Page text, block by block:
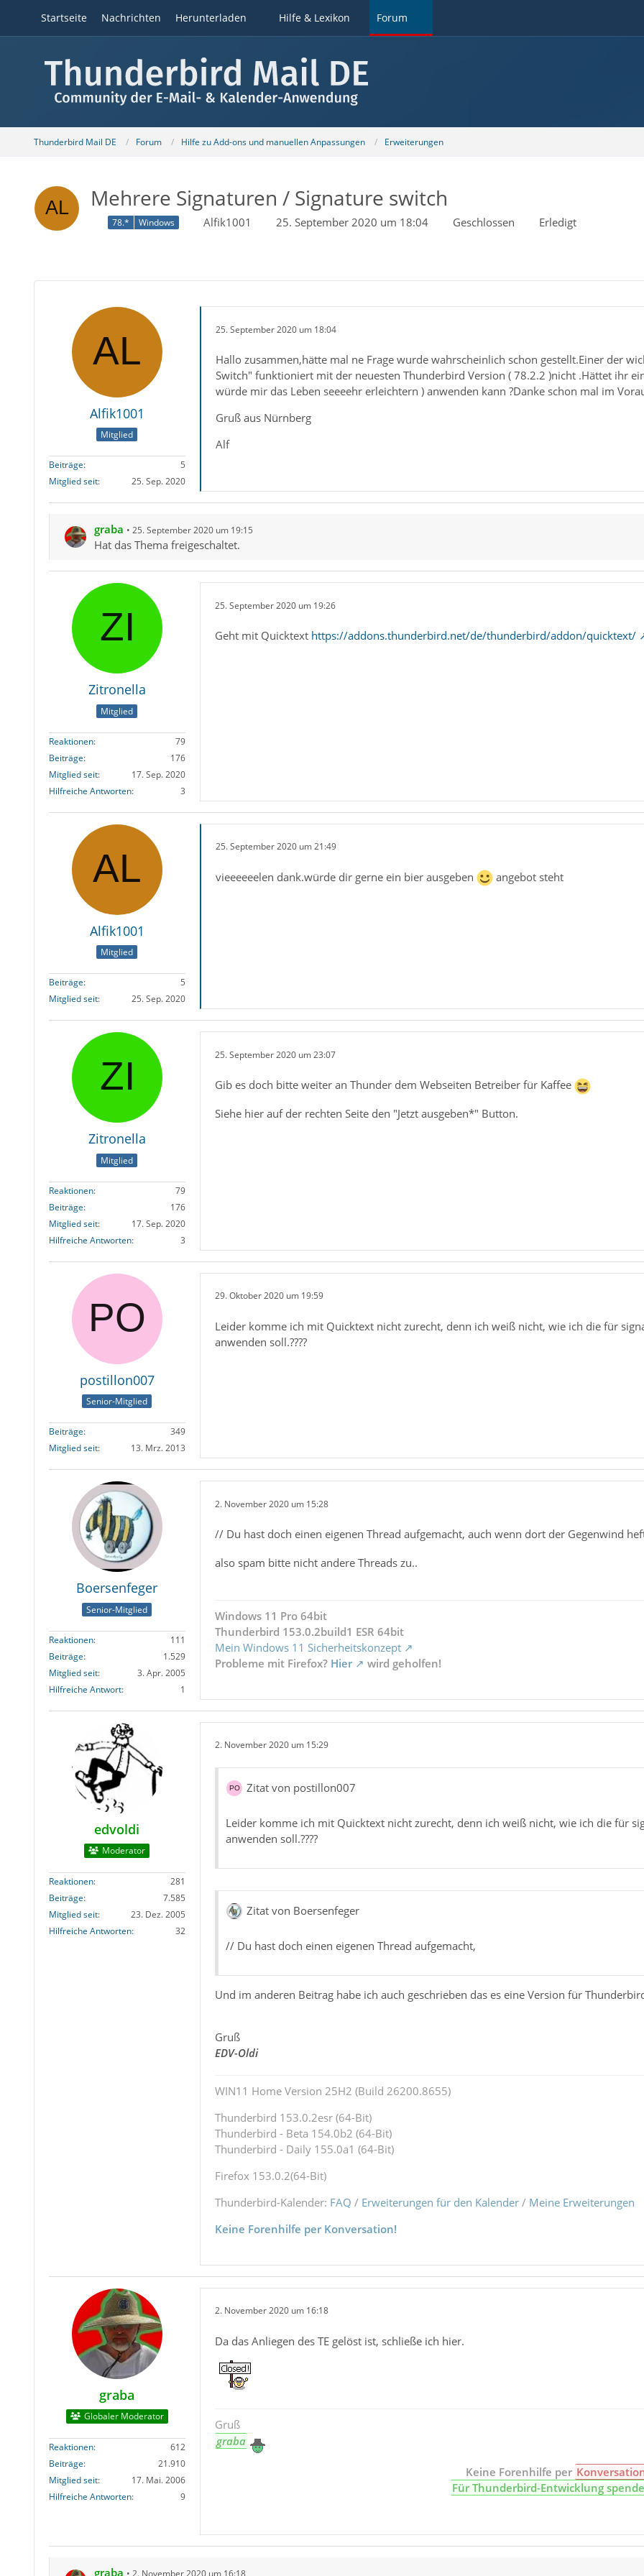
Startseite Nachrichten Herunterladen Hilfe & Lexikon Forum
Thunderbird Mail DE Forum Hilfe zu Add-ons und manuellen Anpassungen Erweiterungen
Mehrere Signaturen / Signature switch
78.* Windows Alfik1001 25. September 2020 um 18:04 Geschlossen Erledigt
Alfik1001
Mitglied
Beiträge
5
Mitglied seit
25. Sep. 2020
25. September 2020 um 18:04
Hallo zusammen,hätte mal ne Frage wurde wahrscheinlich schon gestellt.Einer der
Switch" funktioniert mit der neuesten Thunderbird Version ( 78.2.2 )nicht .Hättet ihr
würde mir das Leben seeeehr erleichtern ) anwenden kann ?Danke schon mal im
Gruß aus Nürnberg
Alf
graba 25. September 2020 um 19:15
Hat das Thema freigeschaltet.
Zitronella
Mitglied
Reaktionen
79
Beiträge
176
Mitglied seit
17. Sep. 2020
Hilfreiche Antworten
3
25. September 2020 um 19:26
Geht mit Quicktext https://addons.thunderbird.net/de/thunderbird/addon/quicktext/
Alfik1001
Mitglied
Beiträge
5
Mitglied seit
25. Sep. 2020
25. September 2020 um 21:49
vieeeeeelen dank.würde dir gerne ein bier ausgeben angebot steht
Zitronella
Mitglied
Reaktionen
79
Beiträge
176
Mitglied seit
17. Sep. 2020
Hilfreiche Antworten
3
25. September 2020 um 23:07
Gib es doch bitte weiter an Thunder dem Webseiten Betreiber für Kaffee
Siehe hier auf der rechten Seite den "Jetzt ausgeben*" Button.
postillon007
Senior-Mitglied
Beiträge
349
Mitglied seit
13. Mrz. 2013
29. Oktober 2020 um 19:59
Leider komme ich mit Quicktext nicht zurecht, denn ich weiß nicht, wie ich die für
anwenden soll.????
Boersenfeger
Senior-Mitglied
Reaktionen
111
Beiträge
1.529
Mitglied seit
3. Apr. 2005
Hilfreiche Antwort
1
2. November 2020 um 15:28
// Du hast doch einen eigenen Thread aufgemacht, auch wenn dort der Gegenwind
also spam bitte nicht andere Threads zu..
Windows 11 Pro 64bit
Thunderbird 153.0.2build1 ESR 64bit
Mein Windows 11 Sicherheitskonzept
Probleme mit Firefox? Hier wird geholfen!
edvoldi
Moderator
Reaktionen
281
Beiträge
7.585
Mitglied seit
23. Dez. 2005
Hilfreiche Antworten
32
2. November 2020 um 15:29
Zitat von postillon007
Leider komme ich mit Quicktext nicht zurecht, denn ich weiß nicht, wie ich die für
anwenden soll.????
Zitat von Boersenfeger
// Du hast doch einen eigenen Thread aufgemacht,
Und im anderen Beitrag habe ich auch geschrieben das es eine Version für
Gruß
EDV-Oldi
WIN11 Home Version 25H2 (Build 26200.8655)
Thunderbird 153.0.2esr (64-Bit)
Thunderbird - Beta 154.0b2 (64-Bit)
Thunderbird - Daily 155.0a1 (64-Bit)
Firefox 153.0.2(64-Bit)
Thunderbird-Kalender: FAQ / Erweiterungen für den Kalender/ Meine Erweiterungen
Keine Forenhilfe per Konversation!
graba
Globaler Moderator
Reaktionen
612
Beiträge
21.910
Mitglied seit
17. Mai. 2006
Hilfreiche Antworten
9
2. November 2020 um 16:18
Da das Anliegen des TE gelöst ist, schließe ich hier.
Gruß
graba
Keine Forenhilfe per
Für Thunderbird-Entwicklung
graba 2. November 2020 um 16:18